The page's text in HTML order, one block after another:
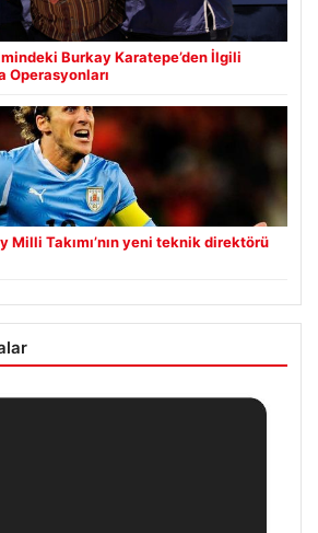
Burkay Karatepe’den İlgili
Operasyonları
Milli Takımı’nın yeni teknik direktörü